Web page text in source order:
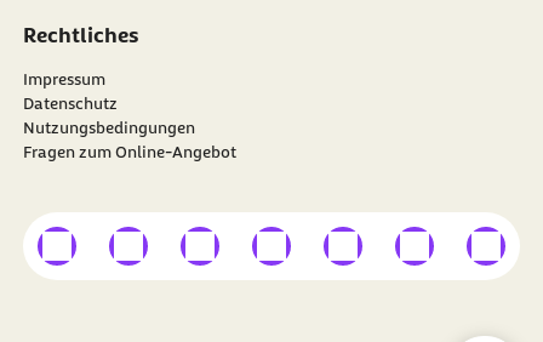
Rechtliches
Impressum
Datenschutz
Nutzungsbedingungen
Fragen zum Online-Angebot
Besuchen Sie dieBARMER auf
externer Linkexterner Linkexterner Linkexterner Linkexterner Linkexterner Link